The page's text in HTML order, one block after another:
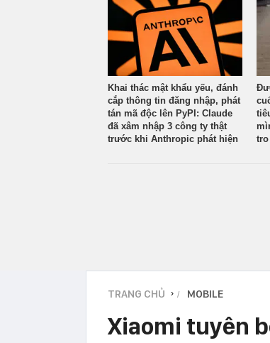
Khai thác mật khẩu yếu, đánh
cắp thông tin đăng nhập, phát
tán mã độc lên PyPI: Claude
đã xâm nhập 3 công ty thật
trước khi Anthropic phát hiện
TRANG CHỦ › MOBILE
Xiaomi tuyên